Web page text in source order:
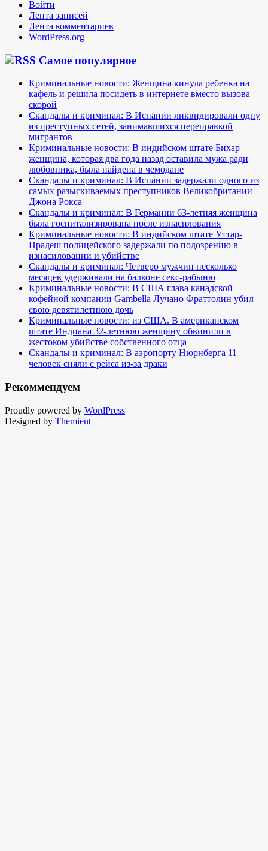
Войти
Лента записей
Лента комментариев
WordPress.org
Самое популярное
Криминальные новости: Женщина кинула ребенка на
кафель и решила посидеть в интернете вместо вызова
скорой
Скандалы и криминал: В Испании ликвидировали одну
из преступных сетей, занимавшихся переправкой
мигрантов
Криминальные новости: В индийском штате Бихар
женщина, которая два года назад оставила мужа ради
любовника, была найдена в чемодане
Скандалы и криминал: В Испании задержали одного из
самых разыскиваемых преступников Великобритании
Джона Рокса
Скандалы и криминал: В Германии 63-летняя женщина
была госпитализирована после изнасилования
Криминальные новости: В индийском штате Уттар-
Прадеш полицейского задержали по подозрению в
изнасиловании и убийстве
Скандалы и криминал: Четверо мужчин несколько
месяцев удерживали на балконе секс-рабыню
Криминальные новости: В США глава канадской
кофейной компании Gambella Лучано Фраттолин убил
свою девятилетнюю дочь
Криминальные новости: из США. В американском
штате Индиана 32-летнюю женщину обвинили в
жестоком убийстве собственного отца
Скандалы и криминал: В аэропорту Нюрнберга 11
человек сняли с рейса из-за драки
Рекоммендуем
Proudly powered by WordPress
Designed by Themient